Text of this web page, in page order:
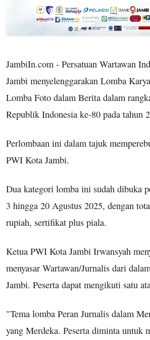
JambiIn.com - Persatuan Wartawan
Jambi menyelenggarakan Lomba
Lomba Foto dalam Berita dalam
Republik Indonesia ke-80 pada tahun
Perlombaan ini dalam tajuk
PWI Kota Jambi.
Dua kategori lomba ini sudah dibuka
3 hingga 20 Agustus 2025, dengan
rupiah, sertifikat plus piala.
Ketua PWI Kota Jambi Irwansyah
menyasar Wartawan/Jurnalis dari
Jambi. Peserta dapat mengikuti satu
"Tema lomba Peran Jurnalis dalam
yang Merdeka. Peserta diminta untuk